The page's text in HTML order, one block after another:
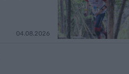
04.08.2026